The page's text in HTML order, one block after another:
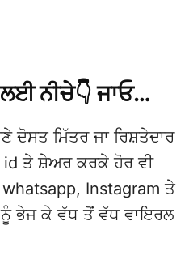
ਨੀਚੇ👇 ਜਾਓ…
ਮਿੱਤਰ ਜਾ ਰਿਸ਼ਤੇਦਾਰ
ਤੇ ਸ਼ੇਅਰ ਕਰਕੇ ਹੋਰ ਵੀ
Instagram ਤੇ
ਭੇਜ ਕੇ ਵੱਧ ਤੋਂ ਵੱਧ ਵਾਇਰਲ